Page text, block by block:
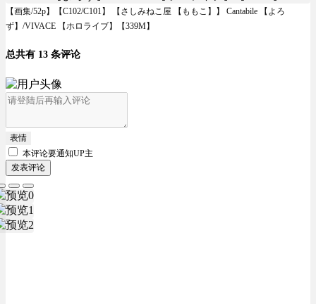
【画集/52p】【C102/C101】 【さしみねこ屋 【ももこ】】 Cantabile 【よろ
ず】/VIVACE 【ホロライブ】【339M】
总共有 13 条评论
表情
本评论要通知UP主
发表评论